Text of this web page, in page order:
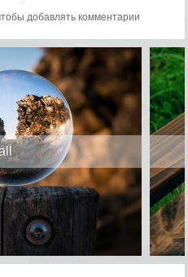
добавлять комментарии